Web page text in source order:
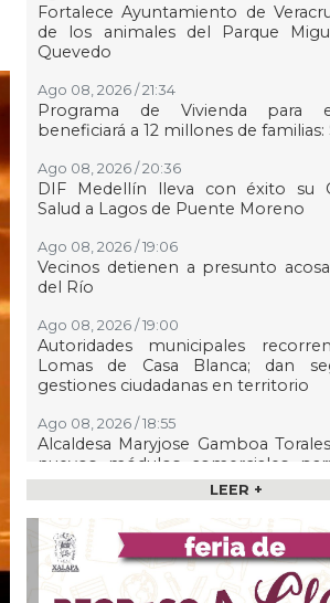
Fortalece Ayuntamiento de
de los animales del Parque
Quevedo
Ago 08, 2026 / 21:34
Programa de Vivienda para
beneficiará a 12 millones de
Ago 08, 2026 / 20:36
DIF Medellín lleva con éxito su
Salud a Lagos de Puente Moreno
Ago 08, 2026 / 19:06
Vecinos detienen a presunto
del Río
Ago 08, 2026 / 19:00
Autoridades municipales
Lomas de Casa Blanca; dan
gestiones ciudadanas en territorio
Ago 08, 2026 / 18:55
Alcaldesa Maryjose Gamboa
nuevos módulos comerciales
imagen de las playas e impulsar la
Boca del Río
Ago 08, 2026 / 16:53
Localizan una cartulina con
amenazantes en Papantla!!!
LEER +